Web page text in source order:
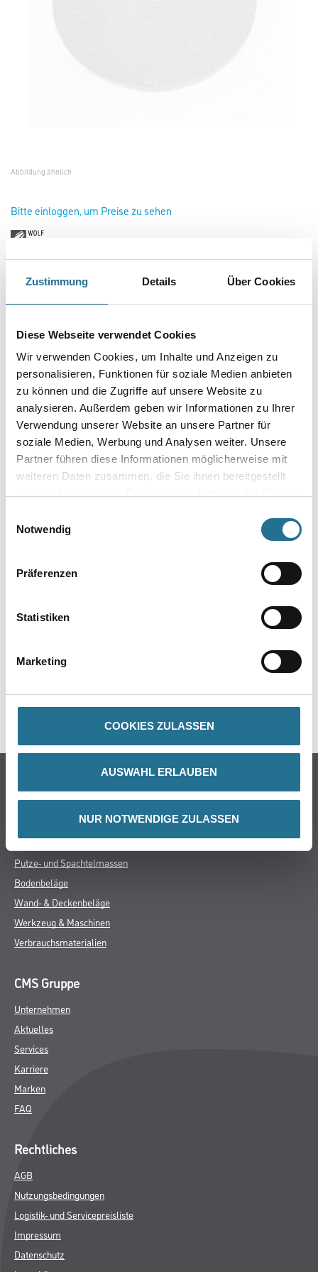
Zustimmung Details Über Cookies
Diese Webseite verwendet Cookies
Wir verwenden Cookies, um Inhalte und Anzeigen zu
personalisieren, Funktionen für soziale Medien anbieten
zu können und die Zugriffe auf unsere Website zu
analysieren. Außerdem geben wir Informationen zu Ihrer
Verwendung unserer Website an unsere Partner für
soziale Medien, Werbung und Analysen weiter. Unsere
Partner führen diese Informationen möglicherweise mit
weiteren Daten zusammen, die Sie ihnen bereitgestellt
Notwendig
Präferenzen
Statistiken
Marketing
COOKIES ZULASSEN
AUSWAHL ERLAUBEN
NUR NOTWENDIGE ZULASSEN
Abbildung ähnlich
Bitte einloggen, um Preise zu sehen
Art-Nr.:4109-000328
Farbe
Trockenbau
Putze- und Spachtelmassen
Bodenbeläge
Wand- & Deckenbeläge
Werkzeug & Maschinen
Verbrauchsmaterialien
CMS Gruppe
Unternehmen
Aktuelles
Services
Karriere
Marken
FAQ
Rechtliches
AGB
Nutzungsbedingungen
Logistik- und Servicepreisliste
Impressum
Datenschutz